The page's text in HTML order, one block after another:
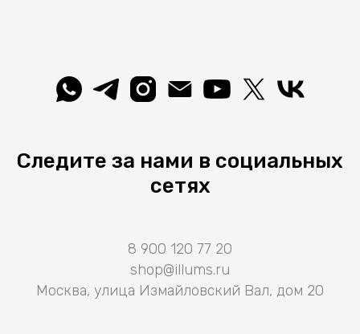
Следите за нами в социальных
сетях
8 900 120 77 20
shop@illums.ru
Москва, улица Измайловский Вал, дом 20